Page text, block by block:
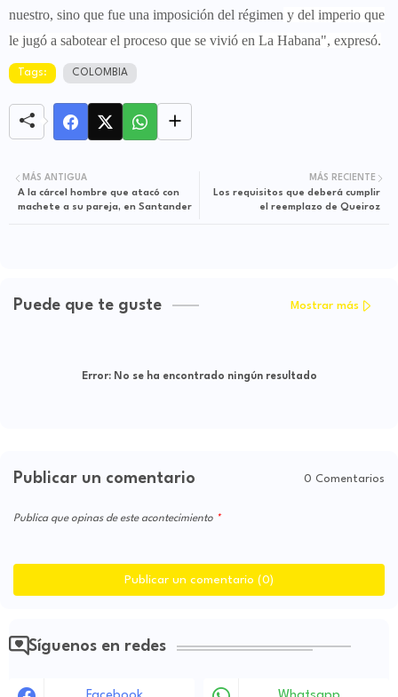
nuestro, sino que fue una imposición del régimen y del imperio que
le jugó a sabotear el proceso que se vivió en La Habana", expresó.
Tags: COLOMBIA
MÁS RECIENTE
Los requisitos que deberá cumplir
el reemplazo de Queiroz
MÁS ANTIGUA
A la cárcel hombre que atacó con
machete a su pareja, en Santander
Puede que te guste Mostrar más
Error:No se ha encontrado ningún resultado
Publicar un comentario 0 Comentarios
Publica que opinas de este acontecimiento
Publicar un comentario (0)
Síguenos en redes